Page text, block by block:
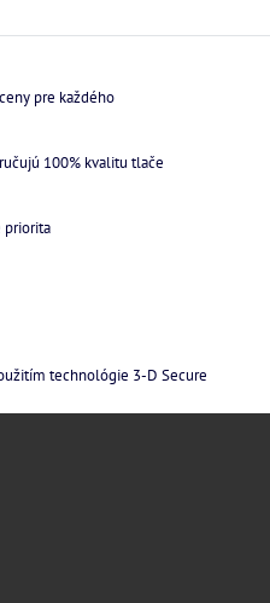
pre každého
100% kvalitu tlače
priorita
technológie 3-D Secure